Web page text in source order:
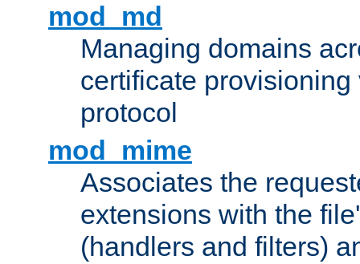
mod_md
Managing domains
certificate provisioning
protocol
mod_mime
Associates the
extensions with the
(handlers and filters)